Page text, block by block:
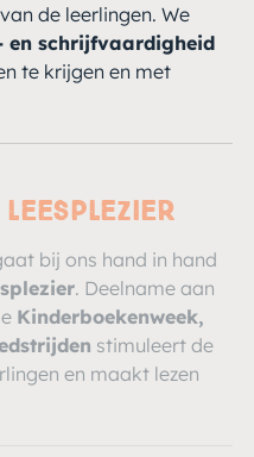
de leerlingen. We
en schrijfvaardigheid
te krijgen en met
bij ons hand in hand
. Deelname aan
Kinderboekenweek,
stimuleert de
en maakt lezen